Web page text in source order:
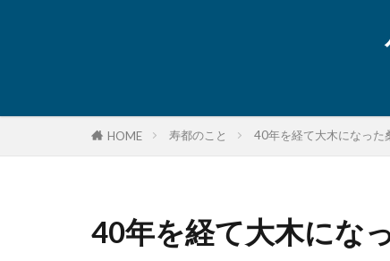
HOME 寿都のこと 40年を経て大木になった
40年を経て大木にな